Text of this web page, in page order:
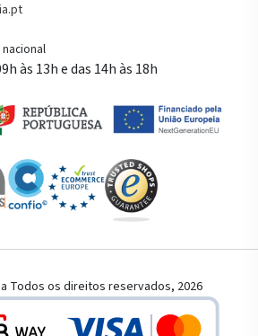
nacional
às 13h e das 14h às 18h
Todos os direitos reservados, 2026